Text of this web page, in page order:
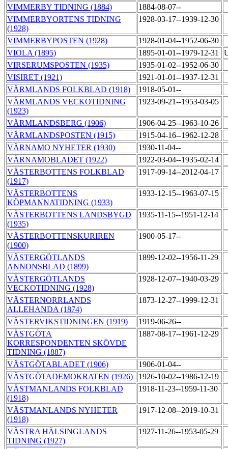
VIMMERBY TIDNING (1884)
1884-08-07--
VIMMERBYORTENS TIDNING
(1928)
1928-03-17--1939-12-30
VIMMERBYPOSTEN (1928)
1928-01-04--1952-06-30
VIOLA (1895)
1895-01-01--1979-12-31
VIRSERUMSPOSTEN (1935)
1935-01-02--1952-06-30
VISIRET (1921)
1921-01-01--1937-12-31
VÄRMLANDS FOLKBLAD (1918)
1918-05-01--
VÄRMLANDS VECKOTIDNING
(1923)
1923-09-21--1953-03-05
VÄRMLANDSBERG (1906)
1906-04-25--1963-10-26
VÄRMLANDSPOSTEN (1915)
1915-04-16--1962-12-28
VÄRNAMO NYHETER (1930)
1930-11-04--
VÄRNAMOBLADET (1922)
1922-03-04--1935-02-14
VÄSTERBOTTENS FOLKBLAD
(1917)
1917-09-14--2012-04-17
VÄSTERBOTTENS
KÖPMANNATIDNING (1933)
1933-12-15--1963-07-15
VÄSTERBOTTENS LANDSBYGD
(1935)
1935-11-15--1951-12-14
VÄSTERBOTTENSKURIREN
(1900)
1900-05-17--
VÄSTERGÖTLANDS
ANNONSBLAD (1899)
1899-12-02--1956-11-29
VÄSTERGÖTLANDS
VECKOTIDNING (1928)
1928-12-07--1940-03-29
VÄSTERNORRLANDS
ALLEHANDA (1874)
1873-12-27--1999-12-31
VÄSTERVIKSTIDNINGEN (1919)
1919-06-26--
VÄSTGÖTA
KORRESPONDENTEN SKÖVDE
TIDNING (1887)
1887-08-17--1961-12-29
VÄSTGÖTABLADET (1906)
1906-01-04--
VÄSTGÖTADEMOKRATEN (1926)
1926-10-02--1986-12-19
VÄSTMANLANDS FOLKBLAD
(1918)
1918-11-23--1959-11-30
VÄSTMANLANDS NYHETER
(1918)
1917-12-08--2019-10-31
VÄSTRA HÄLSINGLANDS
TIDNING (1927)
1927-11-26--1953-05-29